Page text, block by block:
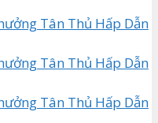
Tân Thủ Hấp Dẫn
Tân Thủ Hấp Dẫn
Tân Thủ Hấp Dẫn